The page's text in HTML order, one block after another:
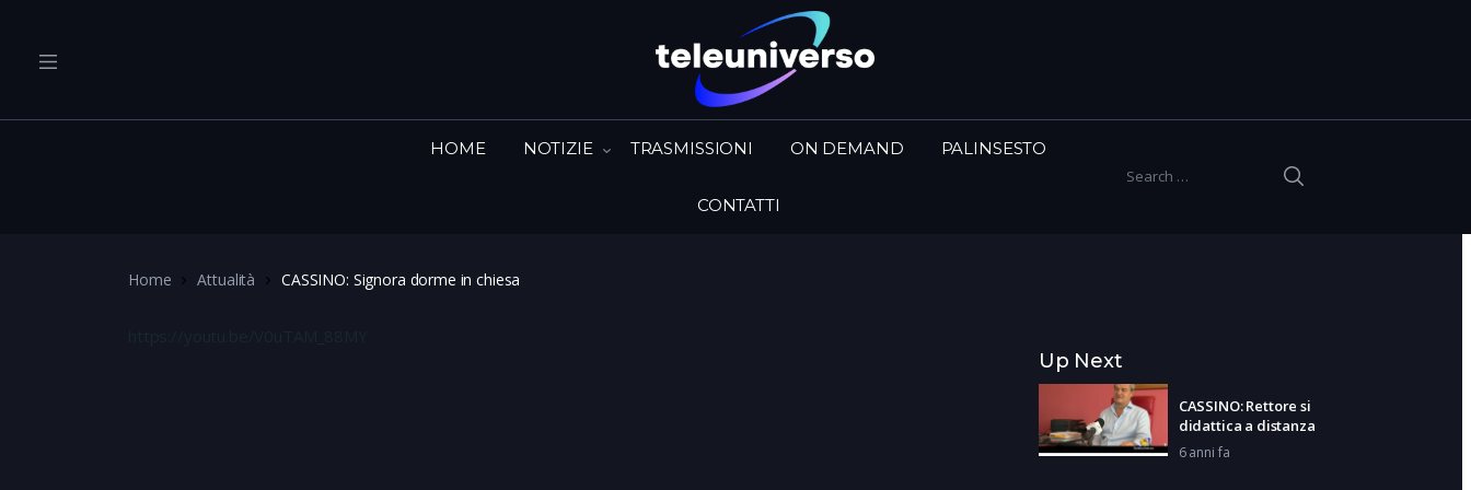
Search for:
HOME NOTIZIE TRASMISSIONI ON DEMAND PALINSESTO
CONTATTI
Home Attualità CASSINO: Signora dorme in chiesa
Up Next
CASSINO: Rettore si
didattica a distanza
6 anni fa